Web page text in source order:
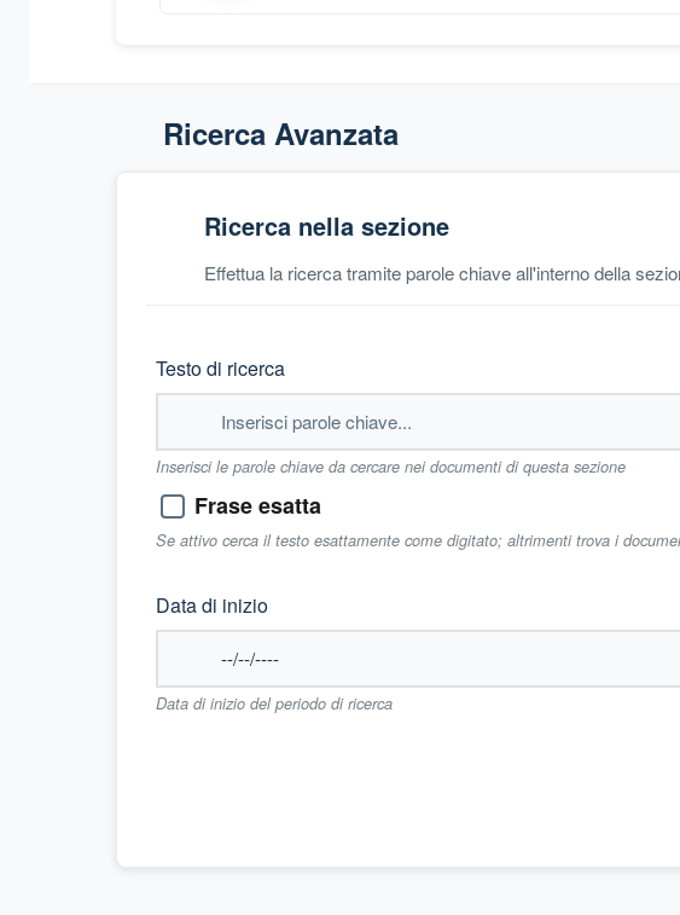
Ricerca Avanzata
Ricerca nella sezione
Effettua la ricerca tramite parole chiave all'interno della
Testo di ricerca
Inserisci le parole chiave da cercare nei documenti di questa sezione
Frase esatta
Se attivo cerca il testo esattamente come digitato; altrimenti trova i
Data di inizio
Data di inizio del periodo di ricerca